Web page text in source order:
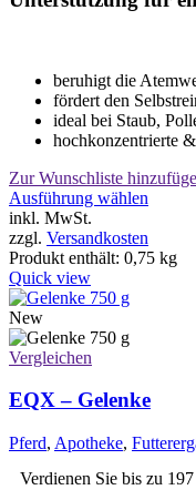
beruhigt die
fördert den
ideal bei Staub,
hochkonzentrierte
Zur Wunschliste
Ausführung wählen
mehrere
der
inkl. MwSt.
zzgl. Versandkosten
Produkt enthält: 0,75 kg
Quick view
New
Vergleichen
EQX – Gelenke
Pferd, Apotheke,
Verdienen Sie bis zu